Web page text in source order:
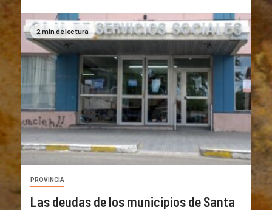
2 min de lectura
PROVINCIA
Las deudas de los municipios de Santa